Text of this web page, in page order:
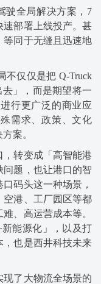
驶全局解决方案，7
速部署上线投产。甚
等同于无缝且迅速地
不仅仅是把 Q-Truck
」，而是期望将一
行更广泛的商业应
需求、政策、文化
案。
转变成「高智能港
问题，也让港口的智
码头这一种场景，
空港、工厂园区等都
、高运营成本等。
能源化」，以及打
，也是西井科技未来
了大物流全场景的